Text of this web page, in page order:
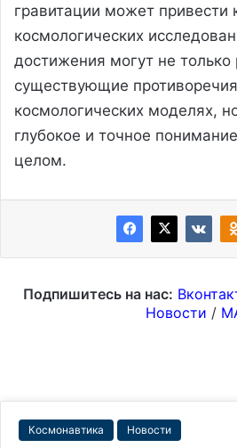
гравитации может привести
космологических
достижения могут не только
существующие
космологических моделях,
глубокое и точное
целом.
Подпишитесь на нас:
Новости /